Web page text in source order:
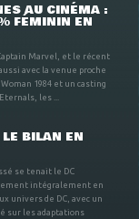
AU CINÉMA :
FÉMININ EN
Marvel, et le récent
avec la venue proche
1984 et un casting
les ...
BILAN EN
se tenait le DC
intégralement en
univers de DC, avec un
sur les adaptations